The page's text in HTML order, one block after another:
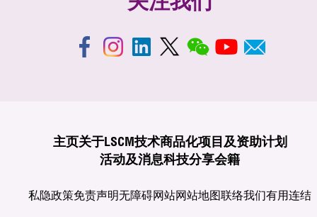
主页关于LSCM技术商品化项目及资助计划
活动及消息科技分享会籍
私隐政策免责声明无障碍网站网站地图联络我们有用连结